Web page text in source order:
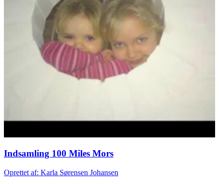
Indsamling 100 Miles Mors
Oprettet af: Karla Sørensen Johansen